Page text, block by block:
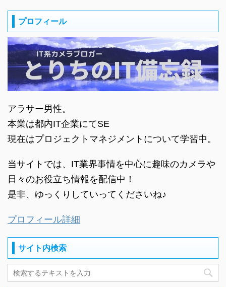
プロフィール
アラサー男性。
本業は都内IT企業にてSE
現在はプロジェクトマネジメントについて学習中。
当サイトでは、IT業界事情を中心に趣味のカメラや
日々のお役立ち情報を配信中！
是非、ゆっくりしていってくださいね♪
プロフィール詳細
サイト内検索